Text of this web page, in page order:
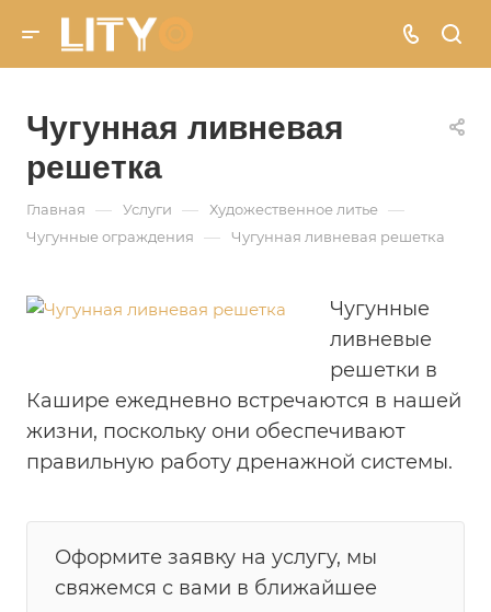
Чугунная ливневая
решетка
Главная — Услуги — Художественное литье —
Чугунные ограждения — Чугунная ливневая решетка
Чугунные
ливневые
решетки в
Кашире ежедневно встречаются в нашей
жизни, поскольку они обеспечивают
правильную работу дренажной системы.
Оформите заявку на услугу, мы
свяжемся с вами в ближайшее